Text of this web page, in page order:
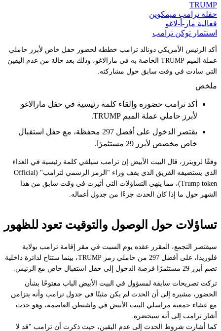
TRUMP
حفلة ترامب ميمكوين
فعالية مار-أ-لاغو
استثمار توكن ترامب
أكد الرئيس الأمريكي دونالد ترامب خططه لحضور حفل خاص لأبرز حاملي
عملة الميم TRUMP الخاصة به في مارالاغو، وذلك بعد حالة من عدم اليقين
التي سادت في وقت سابق حول مشاركته.
ملخص
أكد ترامب حضوره وإلقاء كلمة رئيسية في حفل مارالاغو
لأبرز حاملي عملة الميم TRUMP.
يقتصر الدخول على أفضل 297 محفظة، مع حفل استقبال
خاص مخصص لأبرز 29 مستثمرًا.
وفقًا لرويترز، قال البيت الأبيض إن ترامب سيلقي كلمة رئيسية في الغداء
الذي يستضيفه الفريق الذي يقف وراء "الرمز الرسمي لترامب" (Official
Trump token)، مما ينهي التساؤلات التي أثيرت في وقت سابق من هذا
الشهر حول ما إذا كان الحدث جزءًا من جدول أعماله.
تساؤلات حول الوصول والتوقيت تعود للظهور
سيقتصر التجمع، المقرر عقده يوم السبت في مقر إقامة ترامب بولاية
فلوريدا، على أفضل 297 من حاملي رمز TRUMP، بينما ستتاح لدائرة داخلية
تضم أبرز 29 مستثمرًا فرصة الدخول إلى حفل استقبال خاص مع الرئيس.
تركت تصريحات سابقة لمسؤول في البيت الأبيض الباب مفتوحًا بشأن
الحضور، مشيرة إلى أن الحدث لم يكن مثبتًا في جدول ترامب وأنه يتزامن
مع عشاء جمعية مراسلي البيت الأبيض في واشنطن العاصمة، وهو حدث
أشار ترامب إلى أنه سيحضره.
كما أشارت شروط الحدث إلى عدم اليقين، حيث ذكرت أن ترامب "قد لا